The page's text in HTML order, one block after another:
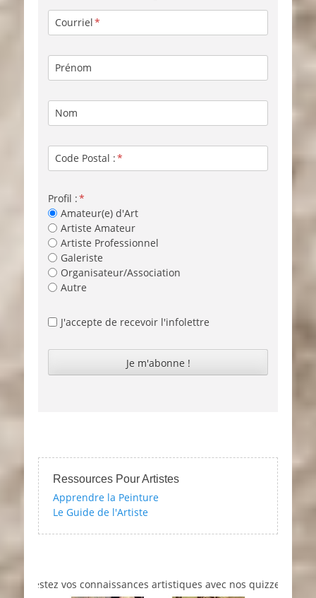
Courriel
Prénom
Nom
Code Postal :
Profil :
Amateur(e) d'Art
Artiste Amateur
Artiste Professionnel
Galeriste
Organisateur/Association
Autre
J'accepte de recevoir l'infolettre
Ressources Pour Artistes
Apprendre la Peinture
Le Guide de l'Artiste
vos connaissances artistiques avec nos quizzes sur